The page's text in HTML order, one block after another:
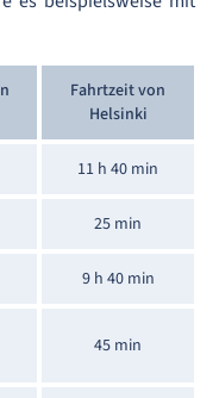
Fahrtzeit von
Helsinki
11 h 40 min
25 min
9 h 40 min
45 min